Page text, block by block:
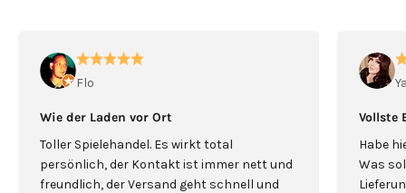
Flo
Wie der Laden vor Ort
Toller Spielehandel. Es wirkt total
persönlich, der Kontakt ist immer nett und
freundlich, der Versand geht schnell und
Vollste
Habe
Was